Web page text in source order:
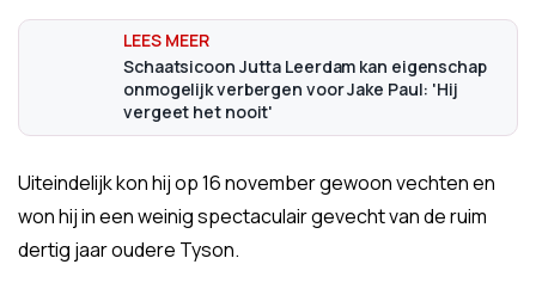
Schaatsicoon Jutta Leerdam kan eigenschap
onmogelijk verbergen voor Jake Paul: 'Hij
vergeet het nooit'
Uiteindelijk kon hij op 16 november gewoon vechten en
won hij in een weinig spectaculair gevecht van de ruim
dertig jaar oudere Tyson.